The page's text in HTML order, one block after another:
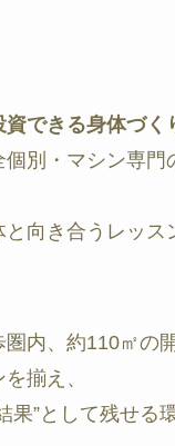
資できる身体づく
別・マシン専門
向き合うレッス
圏内、約110㎡の
揃え、
果”として残せる